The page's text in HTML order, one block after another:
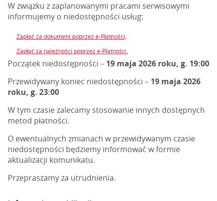
W związku z zaplanowanymi pracami serwisowymi
informujemy o niedostępności usług:
Zapłać za dokument poprzez e-Płatności,
Zapłać za należności poprzez e-Płatności.
Początek niedostępności – 19 maja 2026 roku, g. 19:00
Przewidywany koniec niedostępności – 19 maja 2026
roku, g. 23:00
W tym czasie zalecamy stosowanie innych dostępnych
metod płatności.
O ewentualnych zmianach w przewidywanym czasie
niedostępności będziemy informować w formie
aktualizacji komunikatu.
Przepraszamy za utrudnienia.